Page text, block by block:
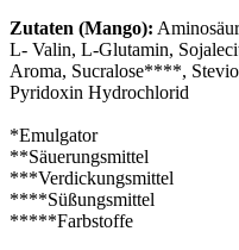
Zutaten (Mango):
L- Valin, L-Glutamin,
Aroma, Sucralose****,
Pyridoxin Hydrochlorid
*Emulgator
**Säuerungsmittel
***Verdickungsmittel
****Süßungsmittel
*****Farbstoffe